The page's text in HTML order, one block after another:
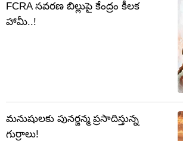
FCRA సవరణ బిల్లుపై కేంద్రం కీలక
హామీ..!
మనుషులకు పునర్జన్మ ప్రసాదిస్తున్న
గుర్రాలు!